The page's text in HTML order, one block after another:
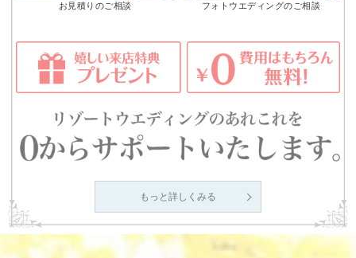
お見積りのご相談 フォトウエディングのご相談
もっと詳しくみる